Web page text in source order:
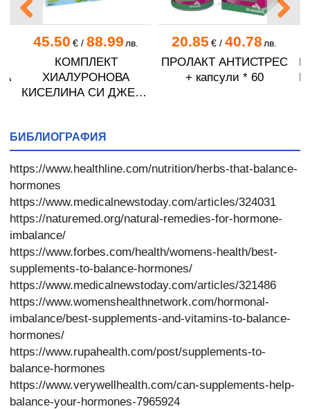
45.50 €/ 88.99 лв.
КОМПЛЕКТ
ХИАЛУРОНОВА
КИСЕЛИНА СИ ДЖЕЛИ
20.85 €/ 40.78 лв.
ПРОЛАКТ АНТИСТРЕС
+ капсули * 60
БИБЛИОГРАФИЯ
https://www.healthline.com/nutrition/herbs-that-balance-
hormones
https://www.medicalnewstoday.com/articles/324031
https://naturemed.org/natural-remedies-for-hormone-
imbalance/
https://www.forbes.com/health/womens-health/best-
supplements-to-balance-hormones/
https://www.medicalnewstoday.com/articles/321486
https://www.womenshealthnetwork.com/hormonal-
imbalance/best-supplements-and-vitamins-to-balance-
hormones/
https://www.rupahealth.com/post/supplements-to-
balance-hormones
https://www.verywellhealth.com/can-supplements-help-
balance-your-hormones-7965924